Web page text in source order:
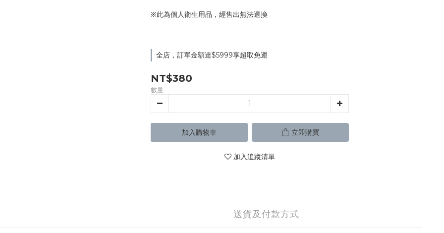
※此為個人衛生用品，經售出無法退換
全店，訂單金額達$5999享超取免運
NT$380
數量
加入購物車 立即購買
加入追蹤清單
送貨及付款方式